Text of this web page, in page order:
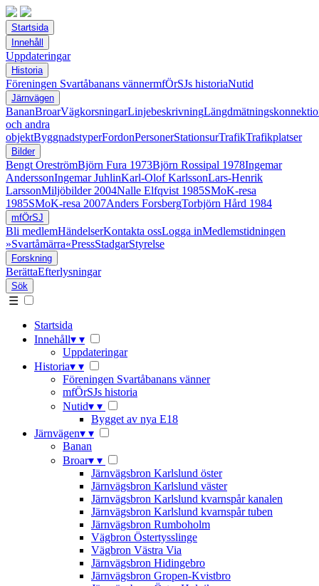
Startsida
Innehåll
Uppdateringar
Historia
Föreningen Svartåbanans vännermfÖrSJs historiaNutid
Järnvägen
BananBroarVägkorsningarLinjebeskrivning
och andra
objektByggnadstyperFordonPersonerStationsurTrafikTrafikplatser
Bilder
Bengt OreströmBjörn Fura 1973Björn Rossipal 1978Ingemar
AnderssonIngemar JuhlinKarl-Olof KarlssonLars-Henrik
LarssonMiljöbilder 2004Nalle Elfqvist 1985SMoK-resa
1985SMoK-resa 2007Anders ForsbergTorbjörn Hård 1984
mfÖrSJ
Bli medlemHändelserKontakta ossLogga inMedlemstidningen
»Svartåmärra«PressStadgarStyrelse
Forskning
BerättaEfterlysningar
Sök
☰
Startsida
Innehåll▾ ▾
Uppdateringar
Historia▾ ▾
Föreningen Svartåbanans vänner
mfÖrSJs historia
Nutid▾ ▾
Bygget av nya E18
Järnvägen▾ ▾
Banan
Broar▾ ▾
Järnvägsbron Karlslund öster
Järnvägsbron Karlslund väster
Järnvägsbron Karlslund kvarnspår kanalen
Järnvägsbron Karlslund kvarnspår tuben
Järnvägsbron Rumboholm
Vägbron Östertysslinge
Vägbron Västra Via
Järnvägsbron Hidingebro
Järnvägsbron Gropen-Kvistbro